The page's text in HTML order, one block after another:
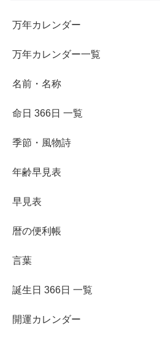
万年カレンダー
万年カレンダー一覧
名前・名称
命日 366日 一覧
季節・風物詩
年齢早見表
早見表
暦の便利帳
言葉
誕生日 366日 一覧
開運カレンダー